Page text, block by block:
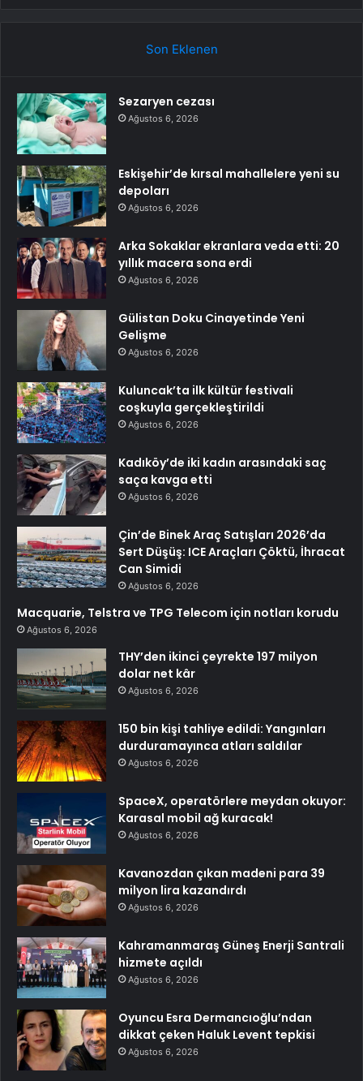
Son Eklenen
Sezaryen cezası
Ağustos 6, 2026
Eskişehir’de kırsal mahallelere yeni su
depoları
Ağustos 6, 2026
Arka Sokaklar ekranlara veda etti: 20
yıllık macera sona erdi
Ağustos 6, 2026
Gülistan Doku Cinayetinde Yeni
Gelişme
Ağustos 6, 2026
Kuluncak’ta ilk kültür festivali
coşkuyla gerçekleştirildi
Ağustos 6, 2026
Kadıköy’de iki kadın arasındaki saç
saça kavga etti
Ağustos 6, 2026
Çin’de Binek Araç Satışları 2026’da
Sert Düşüş: ICE Araçları Çöktü, İhracat
Can Simidi
Ağustos 6, 2026
Macquarie, Telstra ve TPG Telecom için notları korudu
Ağustos 6, 2026
THY’den ikinci çeyrekte 197 milyon
dolar net kâr
Ağustos 6, 2026
150 bin kişi tahliye edildi: Yangınları
durduramayınca atları saldılar
Ağustos 6, 2026
SpaceX, operatörlere meydan okuyor:
Karasal mobil ağ kuracak!
Ağustos 6, 2026
Kavanozdan çıkan madeni para 39
milyon lira kazandırdı
Ağustos 6, 2026
Kahramanmaraş Güneş Enerji Santrali
hizmete açıldı
Ağustos 6, 2026
Oyuncu Esra Dermancıoğlu’ndan
dikkat çeken Haluk Levent tepkisi
Ağustos 6, 2026